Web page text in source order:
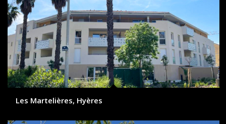
Les Martelières, Hyères